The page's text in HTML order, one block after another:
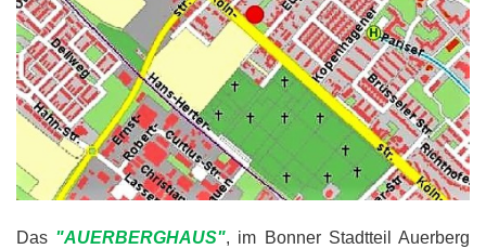
Das "AUERBERGHAUS", im Bonner Stadtteil Auerberg